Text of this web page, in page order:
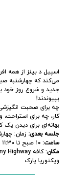
جدید و شروع روز خود
بپیوندند!
چه برای صحبت
کار، چه برای
بهانه‌ای برای دیدن یک کافه جدید – همه خوش‌آمدید!
جلسه بعدی: زمان: چهارشنبه ۱۰
ساعت: ۱۰ صبح تا ۱۱:۳۰ صبح
مکان
ویکتوریا پارک